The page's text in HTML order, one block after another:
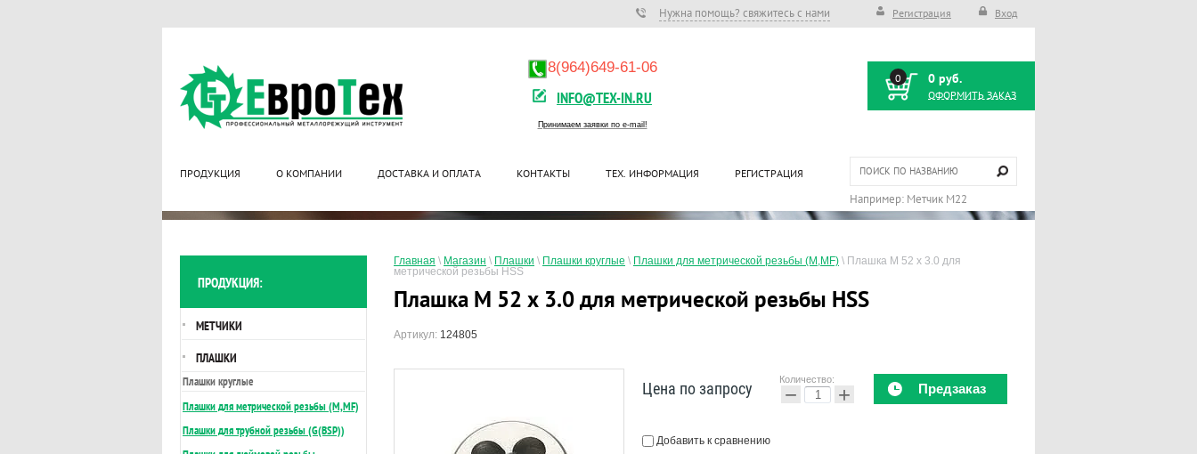
Регистрация Вход
Нужна помощь? свяжитесь с нами
0 0 руб.
ОФОРМИТЬ ЗАКАЗ
8(964)649-61-06
INFO@TEX-IN.RU
Принимаем заявки по e-mail!
ПРОДУКЦИЯ О КОМПАНИИ ДОСТАВКА И ОПЛАТА КОНТАКТЫ ТЕХ. ИНФОРМАЦИЯ РЕГИСТРАЦИЯ
Главная \ Магазин \ Плашки \ Плашки круглые \ Плашки для метрической резьбы (М,MF) \ Плашка М 52 x 3.0 для
метрической резьбы HSS
Плашка М 52 x 3.0 для метрической резьбы HSS
Артикул: 124805
Цена по запросу Количество:
− + Предзаказ
Добавить к сравнению
ПРОДУКЦИЯ:
МЕТЧИКИ
ПЛАШКИ
Плашки круглые
Плашки для метрической резьбы (М,MF)
Плашки для трубной резьбы (G(BSP))